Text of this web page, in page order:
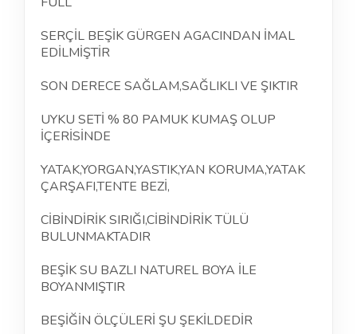
SERÇİL BEŞİK GÜRGEN AGACINDAN İMAL
EDİLMİŞTİR
SON DERECE SAĞLAM,SAĞLIKLI VE ŞIKTIR
UYKU SETİ % 80 PAMUK KUMAŞ OLUP
İÇERİSİNDE
YATAK,YORGAN,YASTIK,YAN KORUMA,YATAK
ÇARŞAFI,TENTE BEZİ,
CİBİNDİRİK SIRIĞI,CİBİNDİRİK TÜLÜ
BULUNMAKTADIR
BEŞİK SU BAZLI NATUREL BOYA İLE
BOYANMIŞTIR
BEŞİĞİN ÖLÇÜLERİ ŞU ŞEKİLDEDİR